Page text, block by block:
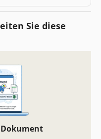
Sie diese